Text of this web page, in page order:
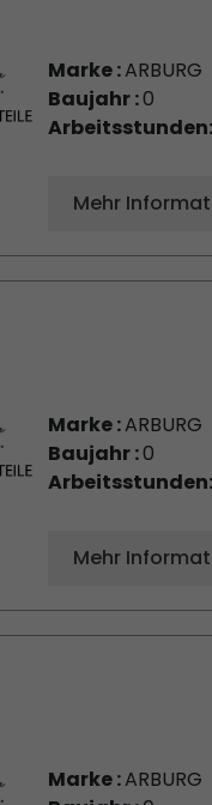
Marke :ARBURG
Baujahr :0
Arbeitsstunden:
Mehr
Marke :ARBURG
Baujahr :0
Arbeitsstunden:
Mehr
Marke :ARBURG